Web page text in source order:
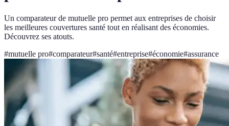
Un comparateur de mutuelle pro permet aux entreprises de choisir
les meilleures couvertures santé tout en réalisant des économies.
Découvrez ses atouts.
#mutuelle pro#comparateur#santé#entreprise#économie#assurance